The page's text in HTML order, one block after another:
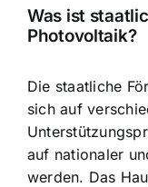
Was ist
Photovoltaik?
Die staatliche
sich auf
auf nationaler
werden. Das